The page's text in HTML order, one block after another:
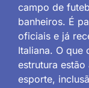
campo de
banheiros. É
oficiais e já
Italiana. O que
estrutura
esporte,